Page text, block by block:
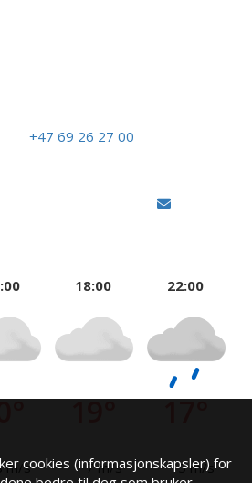
+47 69 26 27 00
m/s
18:00
19°
7 m/s
22:00
17°
5 m/s
cookies (informasjonskapsler) for